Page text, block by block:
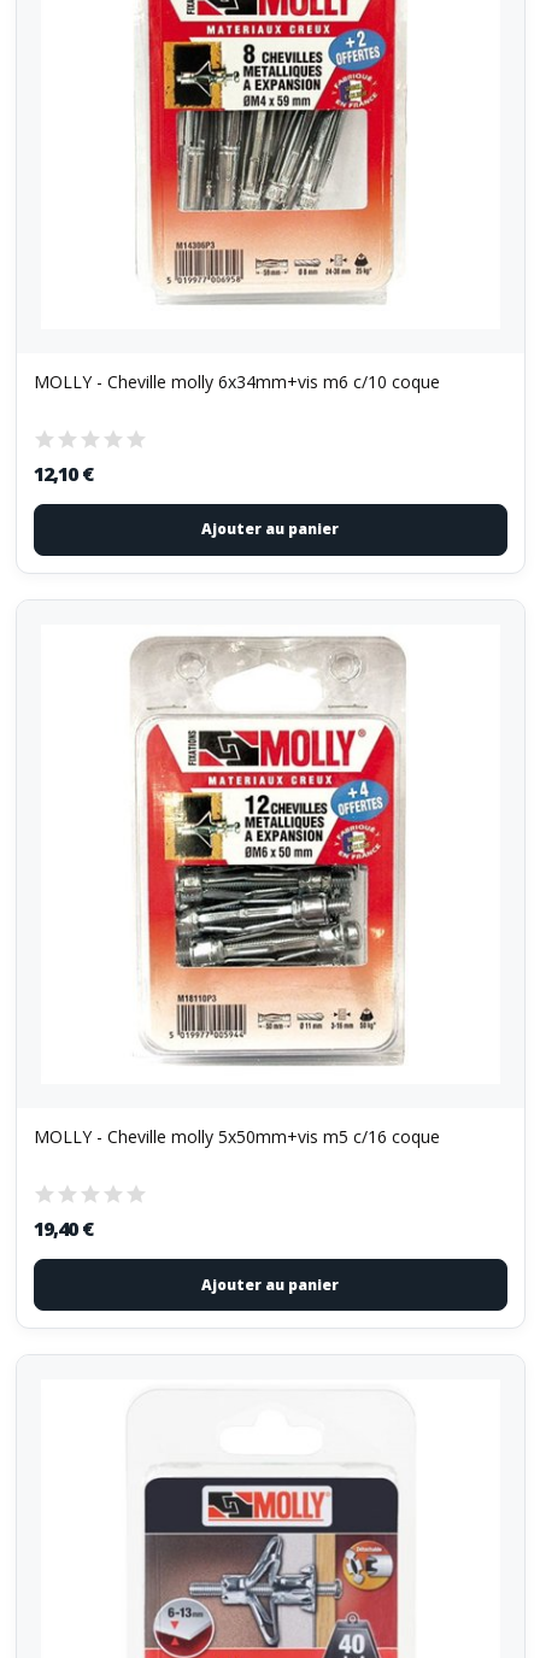
MOLLY - Cheville molly 6x34mm+vis m6 c/10 coque
12,10 €
Ajouter au panier
MOLLY - Cheville molly 5x50mm+vis m5 c/16 coque
19,40 €
Ajouter au panier